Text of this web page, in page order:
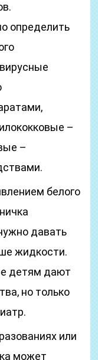
определить
–
–
белого
давать
жидкости.
детям дают
но только
или
может